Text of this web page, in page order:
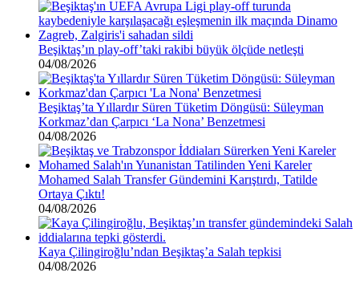
Beşiktaş’ın play-off’taki rakibi büyük ölçüde netleşti
04/08/2026
Beşiktaş’ta Yıllardır Süren Tüketim Döngüsü: Süleyman
Korkmaz’dan Çarpıcı ‘La Nona’ Benzetmesi
04/08/2026
Mohamed Salah Transfer Gündemini Karıştırdı, Tatilde
Ortaya Çıktı!
04/08/2026
Kaya Çilingiroğlu’ndan Beşiktaş’a Salah tepkisi
04/08/2026